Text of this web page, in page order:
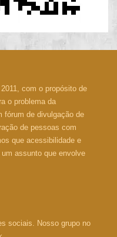
com o propósito de
o problema da
fórum de divulgação de
de pessoas com
que acessibilidade e
assunto que envolve
sociais. Nosso grupo no